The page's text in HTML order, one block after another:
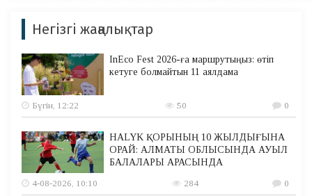
Негізгі жаңалықтар
InEco Fest 2026-ға маршрутыңыз: өтіп
кетуге болмайтын 11 аялдама
Бүгін, 12:22 50 0
HALYK ҚОРЫНЫҢ 10 ЖЫЛДЫҒЫНА
ОРАЙ: АЛМАТЫ ОБЛЫСЫНДА АУЫЛ
БАЛАЛАРЫ АРАСЫНДА
4-08-2026, 10:10
284 0